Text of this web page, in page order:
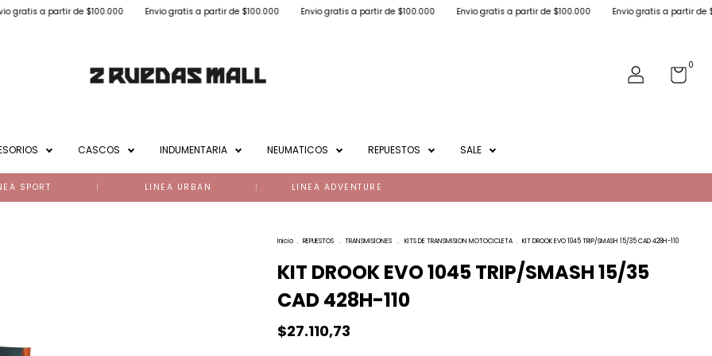
de $100.000 Envio gratis a partir de $100.000 Envio gratis a partir de $100.000 Envio gratis a partir de $100.000 Envio gratis a partir de $100.000
0
CASCOS INDUMENTARIA NEUMATICOS REPUESTOS SALE
LINEA ADVENTURE
SPORT LINEA URBAN
Inicio . REPUESTOS . TRANSMISIONES . KITS DE TRANSMISION MOTOCICLETA . KIT DROOK EVO 1045 TRIP/SMASH 15/35 CAD 428H-110
KIT DROOK EVO 1045 TRIP/SMASH 15/35
CAD 428H-110
$27.110,73